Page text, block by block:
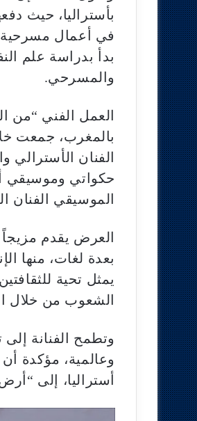
بأستراليا، حيث
في أعمال
بدأ بدراسة علم
والمسرحي.
العمل الفني “من
بالمغرب، جمعت
الفنان
حكواتي وموسيقي
الموسيقي الفنان
العرض يقدم
بعدة لغات، منها
يمثل تحية
الشعوب من خلال
وتطمح الفنانة
وعالمية، مؤكدة
أستراليا، إلى